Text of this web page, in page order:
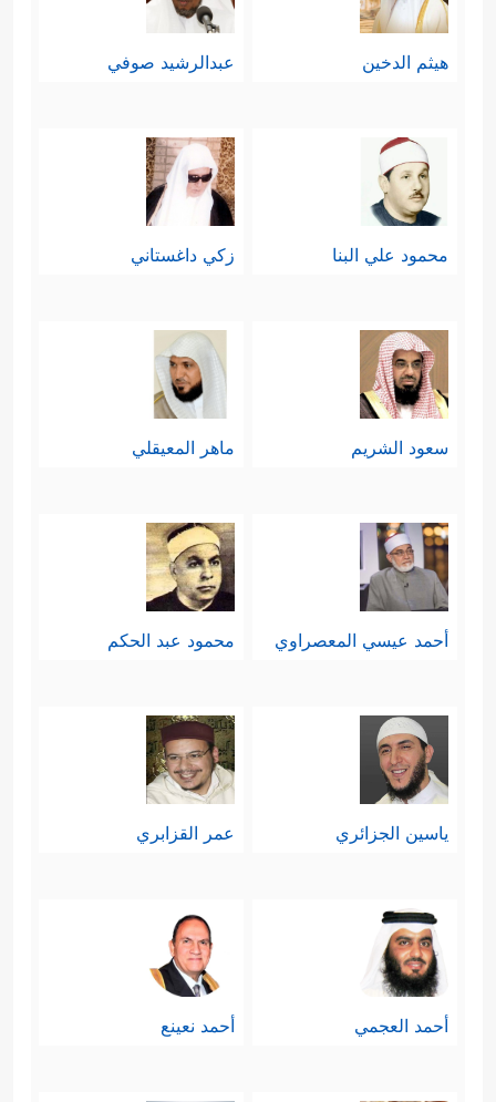
هيثم الدخين عبدالرشيد صوفي
محمود علي البنا زكي داغستاني
سعود الشريم ماهر المعيقلي
أحمد عيسي المعصراوي محمود عبد الحكم
ياسين الجزائري عمر القزابري
أحمد العجمي أحمد نعينع